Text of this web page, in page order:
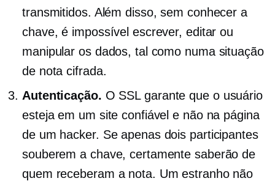
transmitidos. Além disso, sem conhecer a
chave, é impossível escrever, editar ou
manipular os dados, tal como numa situação
de nota cifrada.
Autenticação. O SSL garante que o usuário
esteja em um site confiável e não na página
de um hacker. Se apenas dois participantes
souberem a chave, certamente saberão de
quem receberam a nota. Um estranho não